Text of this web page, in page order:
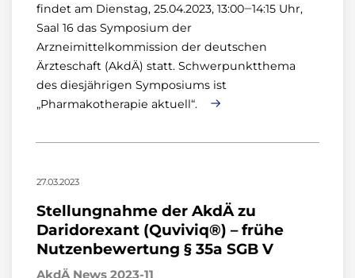
findet am Dienstag, 25.04.2023, 13:00‒14:15 Uhr,
Saal 16 das Symposium der
Arzneimittelkommission der deutschen
Ärzteschaft (AkdÄ) statt. Schwerpunktthema
des diesjährigen Symposiums ist
„Pharmakotherapie aktuell“.
27.03.2023
Stellungnahme der AkdÄ zu
Daridorexant (Quviviq®) – frühe
Nutzenbewertung § 35a SGB V
AkdÄ News 2023-11